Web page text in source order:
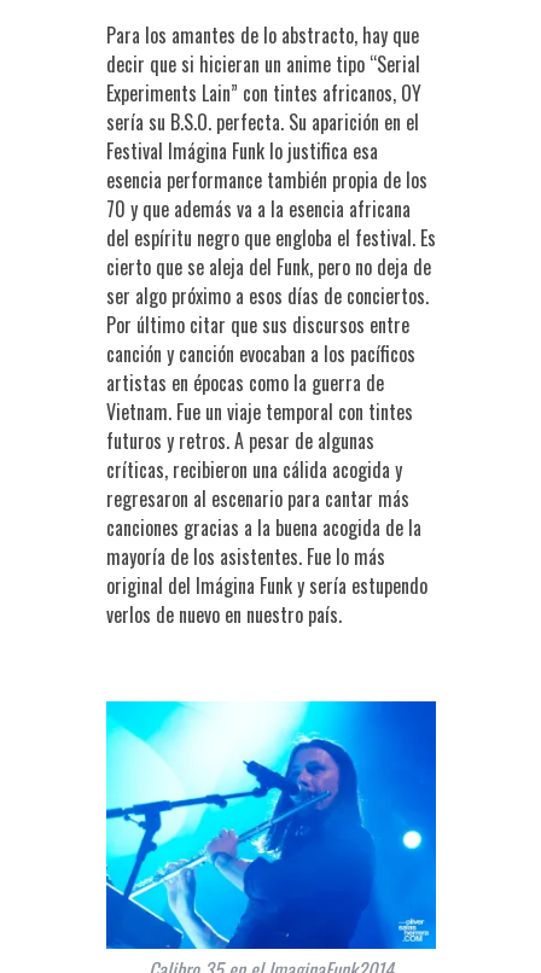
Para los amantes de lo abstracto, hay que
decir que si hicieran un anime tipo “Serial
Experiments Lain” con tintes africanos, OY
sería su B.S.O. perfecta. Su aparición en el
Festival Imágina Funk lo justifica esa
esencia performance también propia de los
70 y que además va a la esencia africana
del espíritu negro que engloba el festival. Es
cierto que se aleja del Funk, pero no deja de
ser algo próximo a esos días de conciertos.
Por último citar que sus discursos entre
canción y canción evocaban a los pacíficos
artistas en épocas como la guerra de
Vietnam. Fue un viaje temporal con tintes
futuros y retros. A pesar de algunas
críticas, recibieron una cálida acogida y
regresaron al escenario para cantar más
canciones gracias a la buena acogida de la
mayoría de los asistentes. Fue lo más
original del Imágina Funk y sería estupendo
verlos de nuevo en nuestro país.